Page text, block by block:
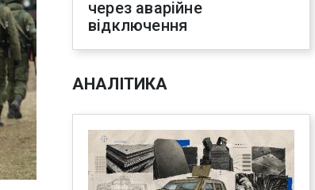
через аварійне
відключення
АНАЛІТИКА